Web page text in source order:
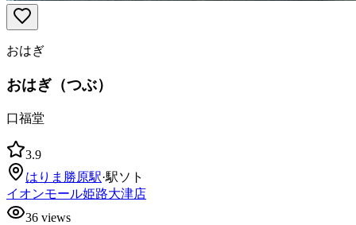
おはぎ
おはぎ（つぶ）
口福堂
3.9
はりま勝原駅·駅ソト
イオンモール姫路大津店
36 views